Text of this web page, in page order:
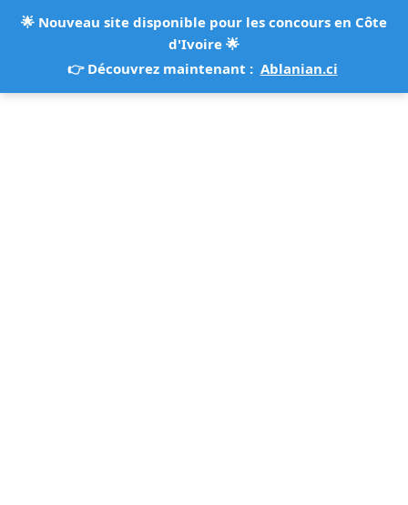
🌟 Nouveau site disponible pour les concours en Côte
d'Ivoire 🌟
👉 Découvrez maintenant : Ablanian.ci